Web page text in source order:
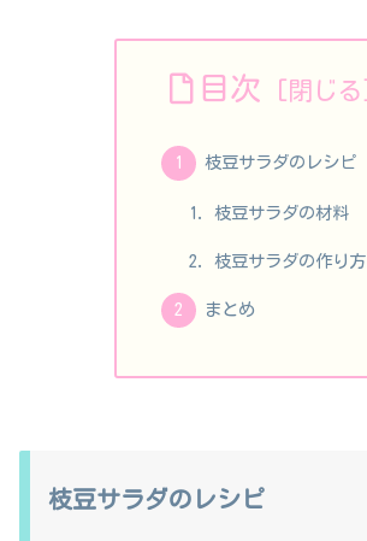
目次
枝豆サラダのレシピ
枝豆サラダの材料
枝豆サラダの作り方
まとめ
枝豆サラダのレシピ